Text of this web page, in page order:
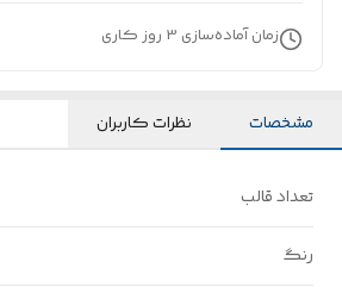
زمان آماده‌سازی 3 روز کاری
مشخصات نظرات کاربران
تعداد قالب
رنگ